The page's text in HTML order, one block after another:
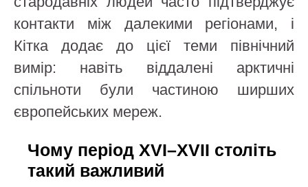
контакти між далекими регіонами, і
Кітка додає до цієї теми північний
вимір: навіть віддалені арктичні
спільноти були частиною ширших
європейських мереж.
Чому період XVI–XVII століть
такий важливий